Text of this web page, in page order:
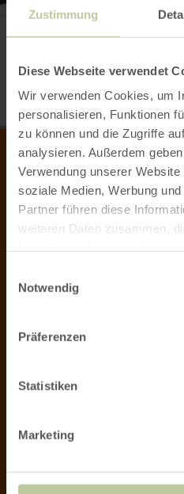
Zustimmung
Diese Webseite verwendet
Wir verwenden Cookies, um
personalisieren, Funktionen
zu können und die Zugriffe
analysieren. Außerdem
Verwendung unserer
soziale Medien, Werbung
Partner führen diese
weiteren Daten zusammen,
Notwendig
Präferenzen
Statistiken
Marketing
Sie erreichen uns Montag -
ZUM